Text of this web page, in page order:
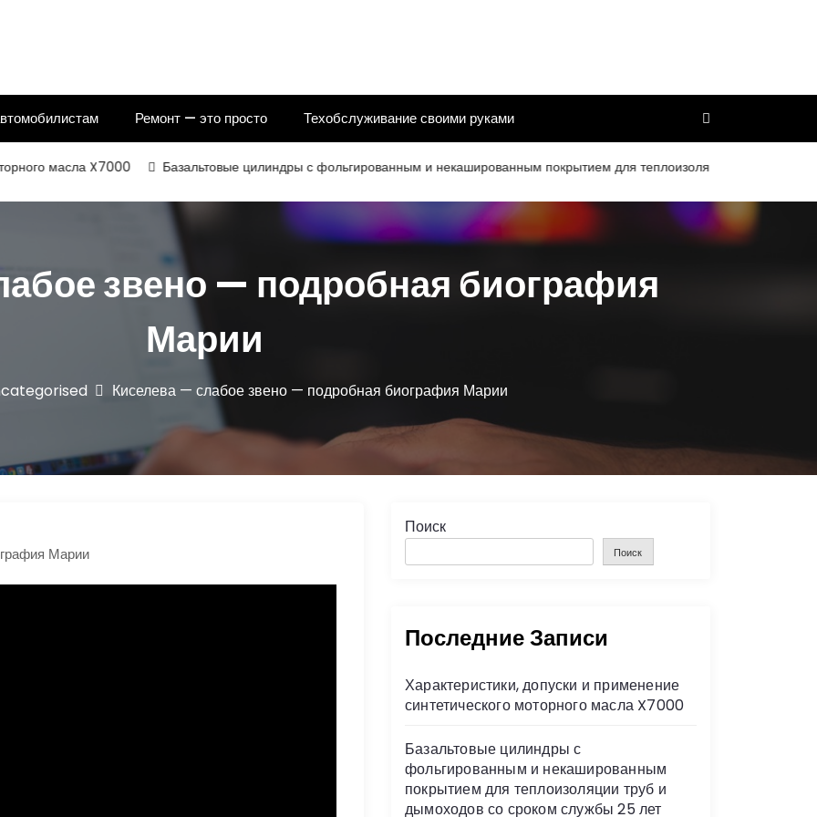
Ремонт — это просто Техобслуживание своими руками
X7000 Базальтовые цилиндры с фольгированным и некашированным покрытием для теплоизоляции труб и дымоходов со
звено — подробная биография
Марии
Киселева — слабое звено — подробная биография Марии
Поиск
Поиск
Последние Записи
Характеристики, допуски и применение
синтетического моторного масла X7000
Базальтовые цилиндры с
фольгированным и некашированным
покрытием для теплоизоляции труб и
дымоходов со сроком службы 25 лет